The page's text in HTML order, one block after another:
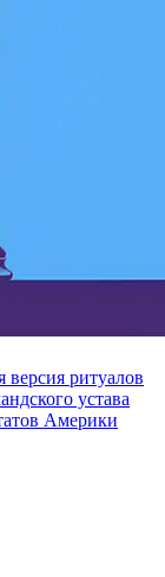
ритуалов
устава
Америки